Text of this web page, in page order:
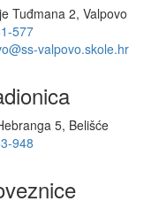
Tuđmana 2, Valpovo
577
valpovo.skole.hr
5, Belišće
948